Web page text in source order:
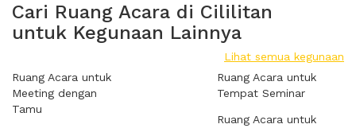
Cari Ruang Acara di Cililitan
untuk Kegunaan Lainnya
Lihat semua kegunaan
Ruang Acara untuk
Meeting dengan
Tamu
Ruang Acara untuk
Tempat Seminar
Ruang Acara untuk